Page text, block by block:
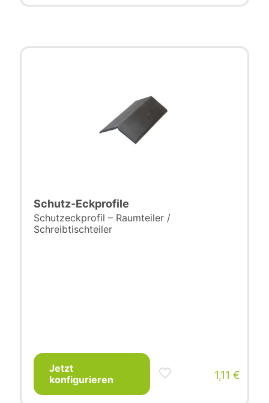
Schutz-Eckprofile
Schutzeckprofil – Raumteiler /
Schreibtischteiler
1,11 €
Jetzt
konfigurieren